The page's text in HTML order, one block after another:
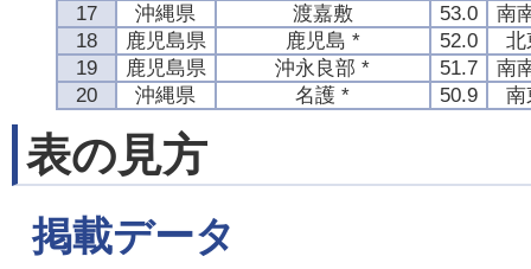
17
沖縄県 渡嘉敷 53.0
南
18
鹿児島県 鹿児島 * 52.0
北
19
鹿児島県 沖永良部 * 51.7
南
20
沖縄県 名護 * 50.9 南
表の見方
掲載データ